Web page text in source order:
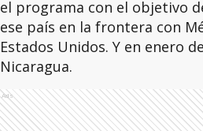
el programa con el objetivo
ese país en la frontera con
Estados Unidos. Y en enero
Nicaragua.
Ads